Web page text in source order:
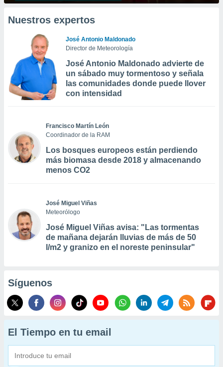
Nuestros expertos
José Antonio Maldonado
Director de Meteorología
José Antonio Maldonado advierte de
un sábado muy tormentoso y señala
las comunidades donde puede llover
con intensidad
Francisco Martín León
Coordinador de la RAM
Los bosques europeos están perdiendo
más biomasa desde 2018 y almacenando
menos CO2
José Miguel Viñas
Meteorólogo
José Miguel Viñas avisa: "Las tormentas
de mañana dejarán lluvias de más de 50
l/m2 y granizo en el noreste peninsular"
Síguenos
El Tiempo en tu email